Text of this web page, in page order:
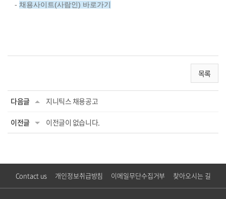
- 채용사이트(사람인) 바로가기
목록
다음글 지니틱스 채용공고
이전글 이전글이 없습니다.
Contact us 개인정보취급방침 이메일무단수집거부 찾아오시는 길